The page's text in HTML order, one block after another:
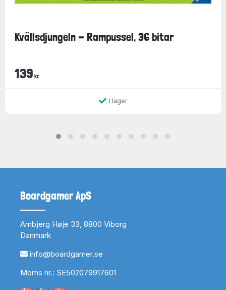
Kvällsdjungeln - Rampussel, 36 bitar
139 kr.
I lager
Boardgamer ApS
Arnbjerg Høje 33, 8800 Viborg
Danmark
info@boardgamer.se
Moms nr.: SE502079917601